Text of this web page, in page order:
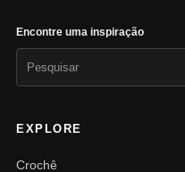
Encontre uma inspiração
EXPLORE
Crochê